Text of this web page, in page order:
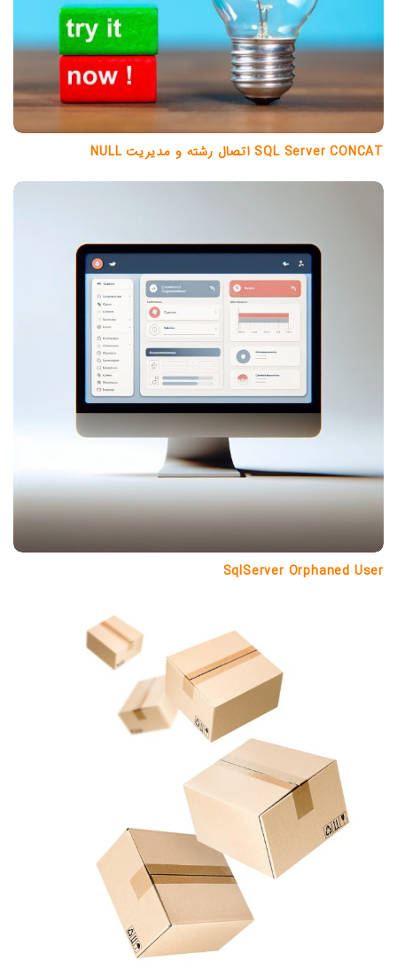
SQL Server CONCAT اتصال رشته و مدیریت NULL
SqlServer Orphaned User